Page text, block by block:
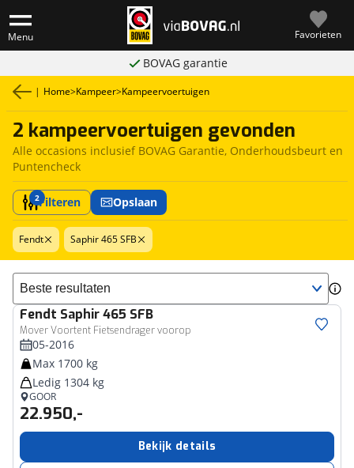
Menu Favorieten
BOVAG garantie
| Home>Kampeer>Kampeervoertuigen
2 kampeervoertuigen gevonden
Alle occasions inclusief BOVAG Garantie, Onderhoudsbeurt en
Puntencheck
2Filteren Opslaan
Fendt Saphir 465 SFB
Sorteer resultaten
Fendt Saphir 465 SFB
Mover Voortent Fietsendrager voorop
05-2016
Max 1700 kg
Ledig 1304 kg
GOOR
22.950,-
Bekijk details